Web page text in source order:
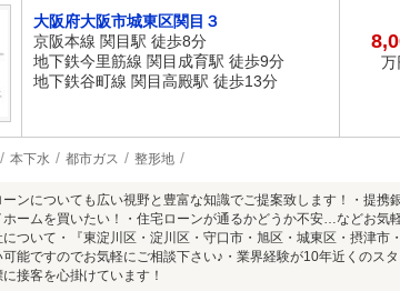
大阪府大阪市城東区関目３
京阪本線 関目駅 徒歩8分
地下鉄今里筋線 関目成育駅 徒歩9分
地下鉄谷町線 関目高殿駅 徒歩13分
万
本下水 都市ガス 整形地
ンについても広い視野と豊富な知識でご提案致します！・提携
ホームを買いたい！・住宅ローンが通るかどうか不安…などお
ついて・『東淀川区・淀川区・守口市・旭区・城東区・摂津市
能ですのでお気軽にご相談下さい♪・業界経験が10年近くのス
に接客を心掛けています！